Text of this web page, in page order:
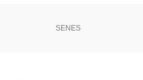
SENES